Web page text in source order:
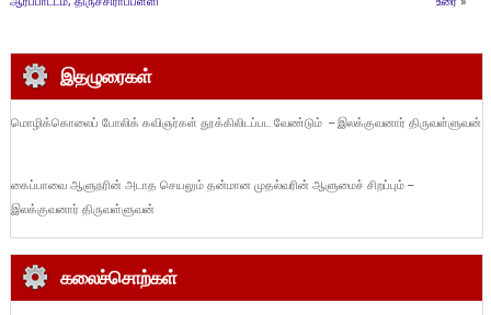
இதழுரைகள்
மொழிக்கொலைப் போலிக் கவிஞர்கள் தூக்கிலிடப்பட வேண்டும் – இலக்குவனார் திருவள்ளுவன்
கைப்பாவை ஆளுநரின் அடாத செயலும் தன்மான முதல்வரின் ஆளுமைச் சிறப்பும் –
இலக்குவனார் திருவள்ளுவன்
கலைச்சொற்கள்